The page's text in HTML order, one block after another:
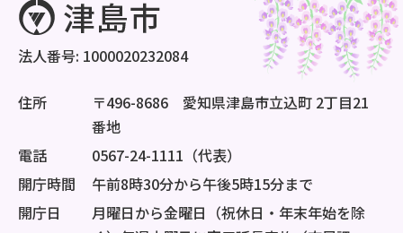
法人番号: 1000020232084
住所
〒496-8686 愛知県津島市立込町 2丁目21
番地
電話
0567-24-1111（代表）
開庁時間
午前8時30分から午後5時15分まで
開庁日
月曜日から金曜日（祝休日・年末年始を除